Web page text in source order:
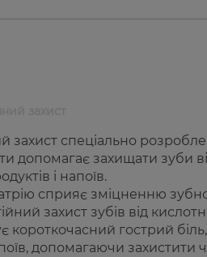
спеціально
допомагає захищати зуби
і напоїв.
сприяє зміцненню
захист зубів від
гострий
допомагаючи захистити